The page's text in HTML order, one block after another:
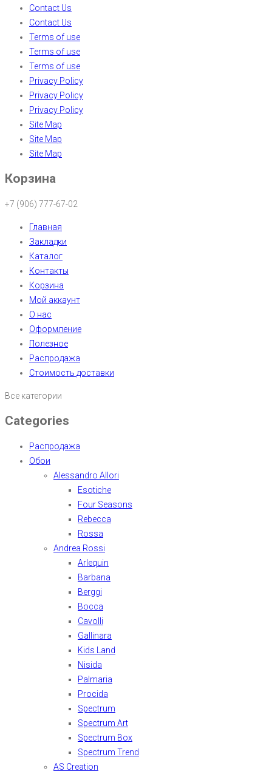
Contact Us
Contact Us
Terms of use
Terms of use
Terms of use
Privacy Policy
Privacy Policy
Privacy Policy
Site Map
Site Map
Site Map
Корзина
+7 (906) 777-67-02
Главная
Закладки
Каталог
Контакты
Корзина
Мой аккаунт
О нас
Оформление
Полезное
Распродажа
Стоимость доставки
Все категории
Categories
Распродажа
Обои
Alessandro Allori
Esotiche
Four Seasons
Rebecca
Rossa
Andrea Rossi
Arlequin
Barbana
Berggi
Bocca
Cavolli
Gallinara
Kids Land
Nisida
Palmaria
Procida
Spectrum
Spectrum Art
Spectrum Box
Spectrum Trend
AS Creation